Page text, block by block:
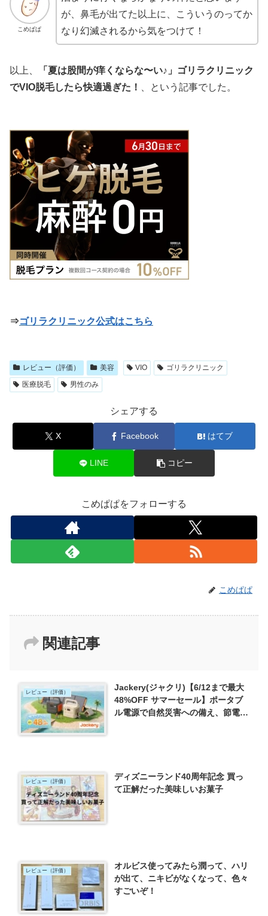
こめぱぱ
が、鼻毛が出てた以上に、こういうのってか
なり幻滅されるから気をつけて！
以上、
「夏は股間が痒くならな〜い♪」ゴリラクリニック
でVIO脱毛したら快適過ぎた！
、という記事でした。
⇒ゴリラクリニック公式はこちら
レビュー（評価） 美容 VIO
ゴリラクリニック
医療脱毛
男性のみ
シェアする
X Facebook はてブ
LINE コピー
こめぱぱをフォローする
こめぱぱ
関連記事
レビュー（評価）
Jackery(ジャクリ)【6/12まで最大
48%OFF サマーセール】ポータブ
ル電源で自然災害への備え、節電活
レビュー（評価）
ディズニーランド40周年記念 買っ
て正解だった美味しいお菓子
レビュー（評価）
オルビス使ってみたら潤って、ハリ
が出て、ニキビがなくなって、色々
すごいぞ！